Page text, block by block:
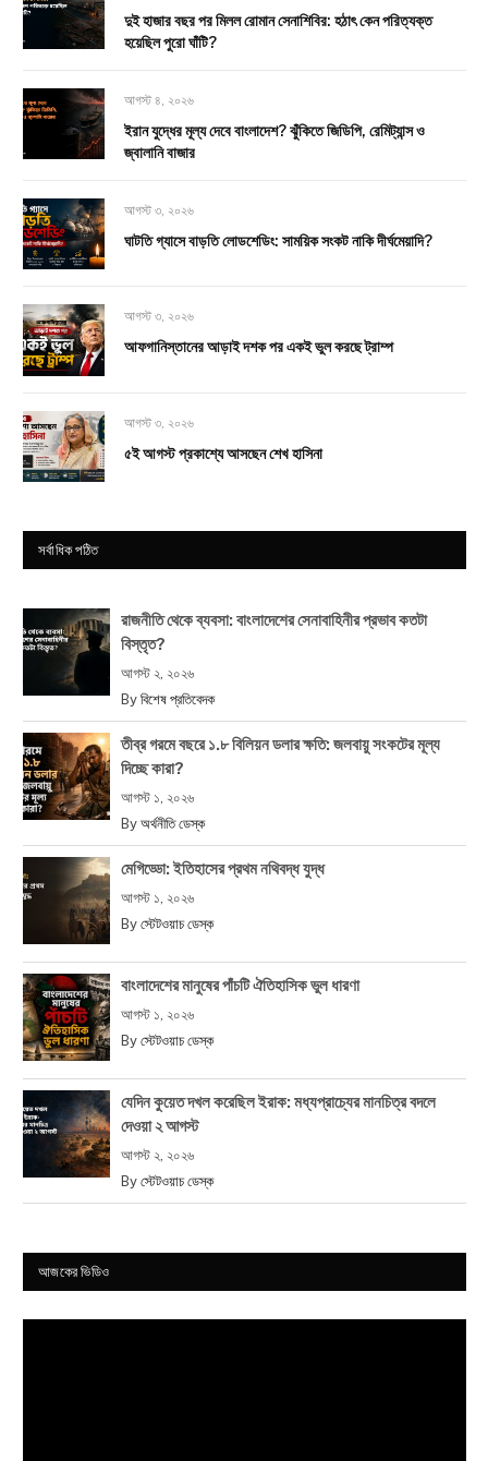
দুই হাজার বছর পর মিলল রোমান সেনাশিবির: হঠাৎ কেন পরিত্যক্ত
হয়েছিল পুরো ঘাঁটি?
আগস্ট ৪, ২০২৬
ইরান যুদ্ধের মূল্য দেবে বাংলাদেশ? ঝুঁকিতে জিডিপি, রেমিট্যান্স ও
জ্বালানি বাজার
আগস্ট ৩, ২০২৬
ঘাটতি গ্যাসে বাড়তি লোডশেডিং: সাময়িক সংকট নাকি দীর্ঘমেয়াদি?
আগস্ট ৩, ২০২৬
আফগানিস্তানের আড়াই দশক পর একই ভুল করছে ট্রাম্প
আগস্ট ৩, ২০২৬
৫ই আগস্ট প্রকাশ্যে আসছেন শেখ হাসিনা
সর্বাধিক পঠিত
রাজনীতি থেকে ব্যবসা: বাংলাদেশের সেনাবাহিনীর প্রভাব কতটা
বিস্তৃত?
আগস্ট ২, ২০২৬
By বিশেষ প্রতিবেদক
তীব্র গরমে বছরে ১.৮ বিলিয়ন ডলার ক্ষতি: জলবায়ু সংকটের মূল্য
দিচ্ছে কারা?
আগস্ট ১, ২০২৬
By অর্থনীতি ডেস্ক
মেগিড্ডো: ইতিহাসের প্রথম নথিবদ্ধ যুদ্ধ
আগস্ট ১, ২০২৬
By স্টেটওয়াচ ডেস্ক
বাংলাদেশের মানুষের পাঁচটি ঐতিহাসিক ভুল ধারণা
আগস্ট ১, ২০২৬
By স্টেটওয়াচ ডেস্ক
যেদিন কুয়েত দখল করেছিল ইরাক: মধ্যপ্রাচ্যের মানচিত্র বদলে
দেওয়া ২ আগস্ট
আগস্ট ২, ২০২৬
By স্টেটওয়াচ ডেস্ক
আজকের ভিডিও